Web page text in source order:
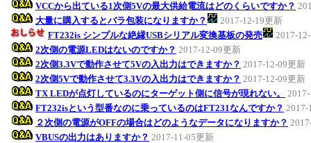
VCCから出ている1次側5Vの最大供給電流はどのくらいですか？
大量に購入するとバラ包装になりますか？
2017-12-19更新
FT232is シンプルな絶縁USBシリアル変換基板の発売
2017-
2次側の電源LEDはないのですか？ 2017-12-09更新
2次側3.3Vで動作させて5Vの入出力はできますか？ 2017-12-09更新
2次側5Vで動作させて3.3Vの入出力はできますか？ 2017-12-09更新
TX LEDが点灯しているのにターゲット側に信号が現れない。
FT232isという型番なのに乗っているのはFT231なんですか？ 2017-
２次側の電源がOFFの場合はどのようなデータになりますか？
VBUSの出力はありますか？ 2017-11-05更新